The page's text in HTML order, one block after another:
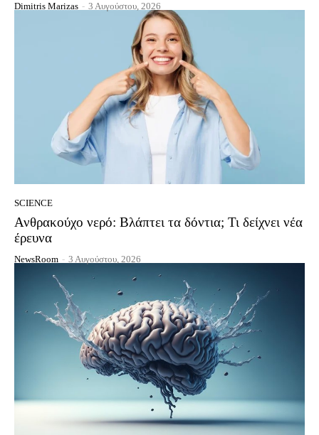
Dimitris Marizas - 3 Αυγούστου, 2026
SCIENCE
Ανθρακούχο νερό: Βλάπτει τα δόντια; Τι δείχνει νέα
έρευνα
NewsRoom - 3 Αυγούστου, 2026